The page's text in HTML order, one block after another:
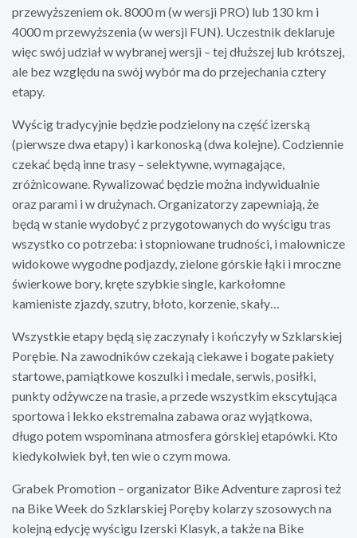
przewyższeniem ok. 8000 m (w wersji PRO) lub 130 km i
4000 m przewyższenia (w wersji FUN). Uczestnik deklaruje
więc swój udział w wybranej wersji – tej dłuższej lub krótszej,
ale bez względu na swój wybór ma do przejechania cztery
etapy.
Wyścig tradycyjnie będzie podzielony na część izerską
(pierwsze dwa etapy) i karkonoską (dwa kolejne). Codziennie
czekać będą inne trasy – selektywne, wymagające,
zróżnicowane. Rywalizować będzie można indywidualnie
oraz parami i w drużynach. Organizatorzy zapewniają, że
będą w stanie wydobyć z przygotowanych do wyścigu tras
wszystko co potrzeba: i stopniowane trudności, i malownicze
widokowe wygodne podjazdy, zielone górskie łąki i mroczne
świerkowe bory, kręte szybkie single, karkołomne
kamieniste zjazdy, szutry, błoto, korzenie, skały…
Wszystkie etapy będą się zaczynały i kończyły w Szklarskiej
Porębie. Na zawodników czekają ciekawe i bogate pakiety
startowe, pamiątkowe koszulki i medale, serwis, posiłki,
punkty odżywcze na trasie, a przede wszystkim ekscytująca
sportowa i lekko ekstremalna zabawa oraz wyjątkowa,
długo potem wspominana atmosfera górskiej etapówki. Kto
kiedykolwiek był, ten wie o czym mowa.
Grabek Promotion – organizator Bike Adventure zaprosi też
na Bike Week do Szklarskiej Poręby kolarzy szosowych na
kolejną edycję wyścigu Izerski Klasyk, a także na Bike